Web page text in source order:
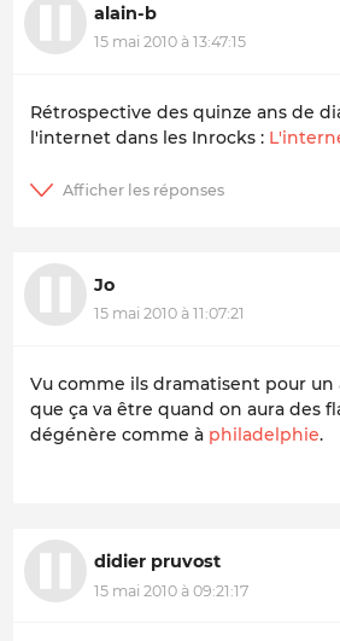
alain-b
15 mai 2010 à 13:47:15
Rétrospective des quinze ans de
l'internet dans les Inrocks :
Jo
15 mai 2010 à 11:07:21
Vu comme ils dramatisent pour un
que ça va être quand on aura des
dégénère comme à philadelphie.
didier pruvost
15 mai 2010 à 09:21:17